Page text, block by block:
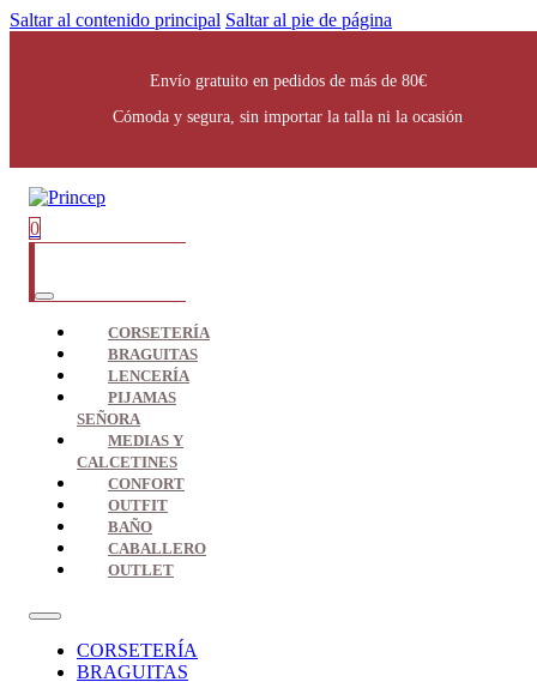
Saltar al contenido principal Saltar al pie de página
Envío gratuito en pedidos de más de 80€
Cómoda y segura, sin importar la talla ni la ocasión
0
CORSETERÍA
BRAGUITAS
LENCERÍA
PIJAMAS
SEÑORA
MEDIAS Y
CALCETINES
CONFORT
OUTFIT
BAÑO
CABALLERO
OUTLET
CORSETERÍA
BRAGUITAS